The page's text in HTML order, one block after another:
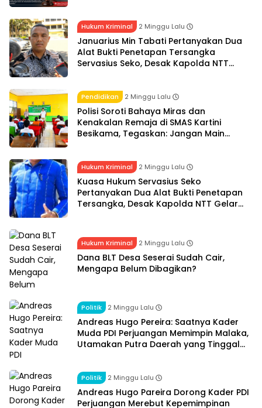
Hukum Kriminal 2 Minggu Lalu
Januarius Min Tabati Pertanyakan Dua
Alat Bukti Penetapan Tersangka
Servasius Seko, Desak Kapolda NTT
Pendidikan 2 Minggu Lalu
Polisi Soroti Bahaya Miras dan
Kenakalan Remaja di SMAS Kartini
Besikama, Tegaskan: Jangan Main
Hukum Kriminal 2 Minggu Lalu
Kuasa Hukum Servasius Seko
Pertanyakan Dua Alat Bukti Penetapan
Tersangka, Desak Kapolda NTT Gelar
Hukum Kriminal 2 Minggu Lalu
Dana BLT Desa Seserai Sudah Cair,
Mengapa Belum Dibagikan?
Politik 2 Minggu Lalu
Andreas Hugo Pereira: Saatnya Kader
Muda PDI Perjuangan Memimpin Malaka,
Utamakan Putra Daerah yang Tinggal
Politik 2 Minggu Lalu
Andreas Hugo Pareira Dorong Kader PDI
Perjuangan Merebut Kepemimpinan